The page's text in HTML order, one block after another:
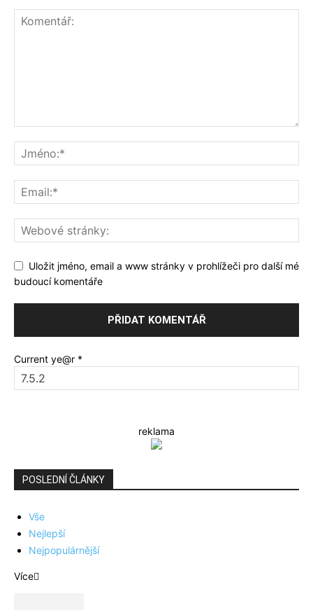
Uložit jméno, email a www stránky v prohlížeči pro další mé
budoucí komentáře
Current ye@r *
reklama
POSLEDNÍ ČLÁNKY
Vše
Nejlepší
Nejpopulárnější
Více